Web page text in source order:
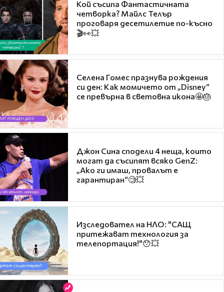
Кой съсипа Фантастичната
четворка? Майлс Телър
проговаря десетилетие по-късно
🎬👀💥
Селена Гомес празнува рождения
си ден: Как момичето от „Disney“
се превърна в световна икона🤩🎂
Джон Сина сподели 4 неща, които
могат да съсипят всяко GenZ:
„Ако ги имаш, провалът е
гарантиран“🧐💥
Изследовател на НЛО: "САЩ
притежават технология за
телепортация!"😯💥